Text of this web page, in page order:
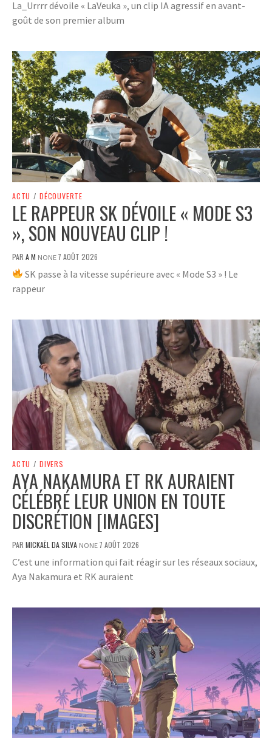
La_Urrrr dévoile « LaVeuka », un clip IA agressif en avant-
goût de son premier album
ACTU / DÉCOUVERTE
LE RAPPEUR SK DÉVOILE « MODE S3
», SON NOUVEAU CLIP !
PAR A M NONE 7 AOÛT 2026
SK passe à la vitesse supérieure avec « Mode S3 » ! Le
rappeur
ACTU / DIVERS
AYA NAKAMURA ET RK AURAIENT
CÉLÉBRÉ LEUR UNION EN TOUTE
DISCRÉTION [IMAGES]
PAR MICKAËL DA SILVA NONE 7 AOÛT 2026
C’est une information qui fait réagir sur les réseaux sociaux,
Aya Nakamura et RK auraient